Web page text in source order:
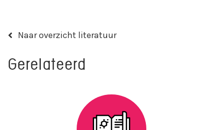
Naar overzicht literatuur
Gerelateerd